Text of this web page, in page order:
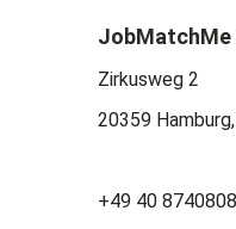
JobMatchMe
Zirkusweg 2
20359
+49 40